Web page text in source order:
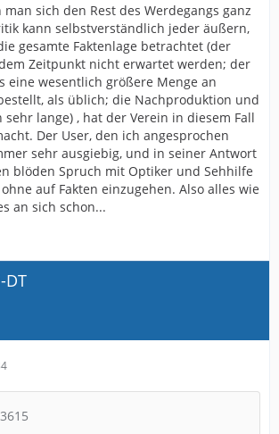
sich den Rest des Werdegangs ganz
kann selbstverständlich jeder äußern,
gesamte Faktenlage betrachtet (der
Zeitpunkt nicht erwartet werden; der
eine wesentlich größere Menge an
als üblich; die Nachproduktion und
lange) , hat der Verein in diesem Fall
Der User, den ich angesprochen
sehr ausgiebig, und in seiner Antwort
blöden Spruch mit Optiker und Sehhilfe
auf Fakten einzugehen. Also alles wie
an sich schon...
DT